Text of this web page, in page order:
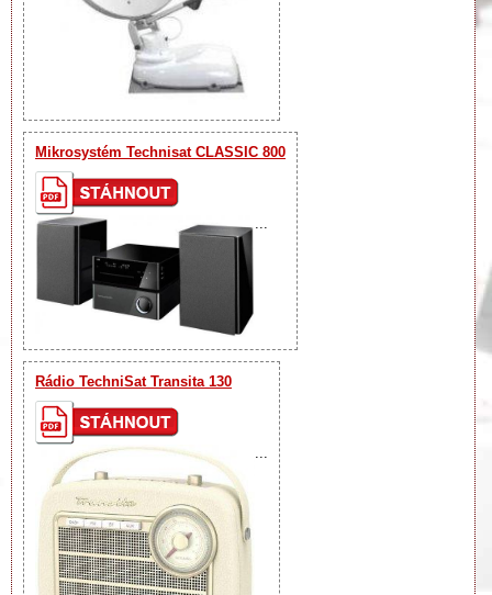
Mikrosystém Technisat CLASSIC 800
Rádio TechniSat Transita 130